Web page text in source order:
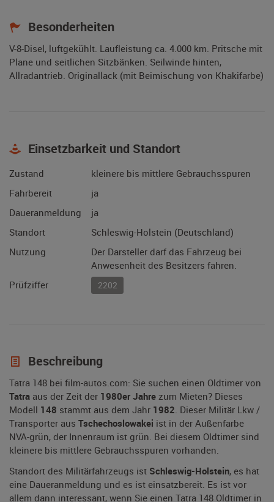
Besonderheiten
V-8-Disel, luftgekühlt. Laufleistung ca. 4.000 km. Pritsche mit
Plane und seitlichen Sitzbänken. Seilwinde hinten,
Allradantrieb. Originallack (mit Beimischung von Khakifarbe)
Einsetzbarkeit und Standort
Zustand
kleinere bis mittlere Gebrauchsspuren
Fahrbereit
ja
Daueranmeldung
ja
Standort
Schleswig-Holstein (Deutschland)
Nutzung
Der Darsteller darf das Fahrzeug bei
Anwesenheit des Besitzers fahren.
Prüfziffer
2202
Beschreibung
Tatra 148 bei film-autos.com: Sie suchen einen Oldtimer von
Tatra aus der Zeit der 1980er Jahre zum Mieten? Dieses
Modell 148 stammt aus dem Jahr 1982. Dieser Militär Lkw /
Transporter aus Tschechoslowakei ist in der Außenfarbe
NVA-grün, der Innenraum ist grün. Bei diesem Oldtimer sind
kleinere bis mittlere Gebrauchsspuren vorhanden.
Standort des Militärfahrzeugs ist Schleswig-Holstein, es hat
eine Daueranmeldung und es ist einsatzbereit. Es ist vor
allem dann interessant, wenn Sie einen Tatra 148 Oldtimer in